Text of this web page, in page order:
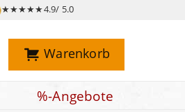
★★★★★4.9/ 5.0
Warenkorb
%-Angebote